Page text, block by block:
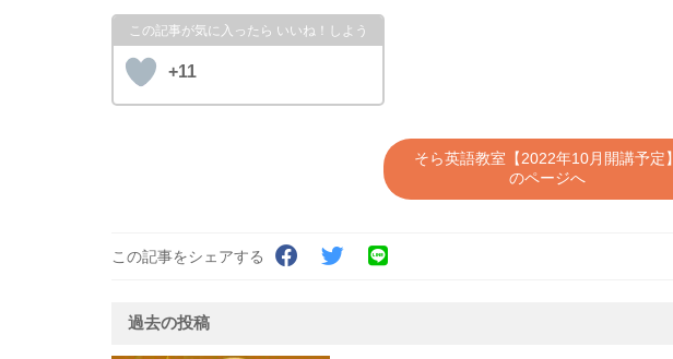
+11
そら英語教室【2022年10月開講予定】
のページへ
この記事をシェアする
過去の投稿